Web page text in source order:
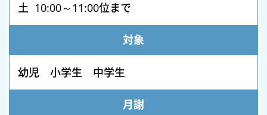
土 10:00～11:00位まで
対象
幼児 小学生 中学生
月謝